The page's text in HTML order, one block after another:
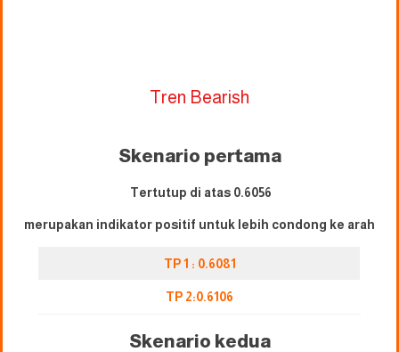
Tren Bearish
Skenario pertama
Tertutup di atas 0.6056
merupakan indikator positif untuk lebih condong ke arah
TP 1 : 0.6081
TP 2:0.6106
Skenario kedua